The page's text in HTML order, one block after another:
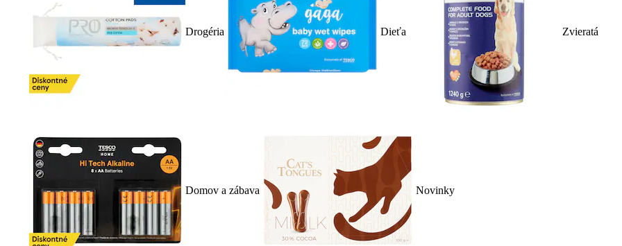
Drogéria Dieťa Zvieratá
Domov a zábava Novinky